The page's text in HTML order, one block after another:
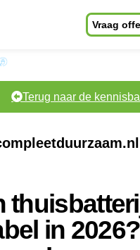
Vraag
Terug naar de
in